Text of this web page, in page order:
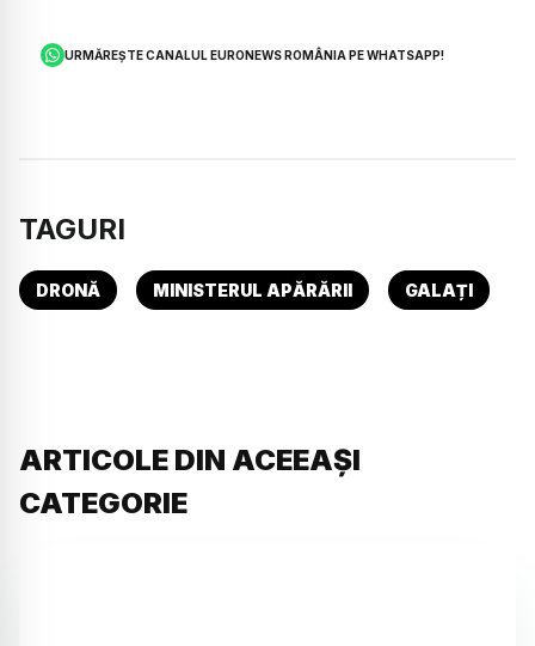
URMĂREȘTE CANALUL EURONEWS ROMÂNIA PE WHATSAPP!
TAGURI
DRONĂ MINISTERUL APĂRĂRII GALAȚI
ARTICOLE DIN ACEEAȘI
CATEGORIE